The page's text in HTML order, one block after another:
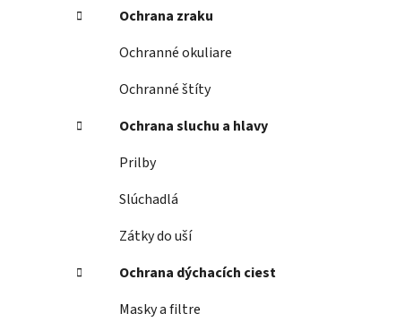
Ochrana zraku
Ochranné okuliare
Ochranné štíty
Ochrana sluchu a hlavy
Prilby
Slúchadlá
Zátky do uší
Ochrana dýchacích ciest
Masky a filtre